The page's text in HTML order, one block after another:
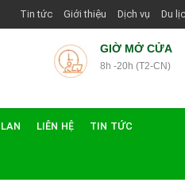
| Với Giá Tốt Nhất
Tin tức Giới thiệu Dịch vụ Du
GIỜ MỞ CỬA
8h -20h (T2-CN)
LIÊN HỆ TIN TỨC